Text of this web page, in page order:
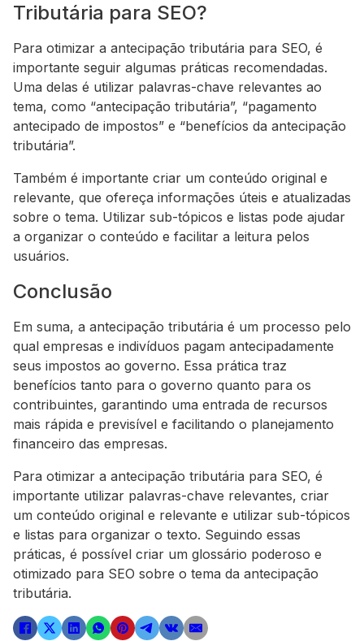
Tributária para SEO?
Para otimizar a antecipação tributária para SEO, é
importante seguir algumas práticas recomendadas.
Uma delas é utilizar palavras-chave relevantes ao
tema, como “antecipação tributária”, “pagamento
antecipado de impostos” e “benefícios da antecipação
tributária”.
Também é importante criar um conteúdo original e
relevante, que ofereça informações úteis e atualizadas
sobre o tema. Utilizar sub-tópicos e listas pode ajudar
a organizar o conteúdo e facilitar a leitura pelos
usuários.
Conclusão
Em suma, a antecipação tributária é um processo pelo
qual empresas e indivíduos pagam antecipadamente
seus impostos ao governo. Essa prática traz
benefícios tanto para o governo quanto para os
contribuintes, garantindo uma entrada de recursos
mais rápida e previsível e facilitando o planejamento
financeiro das empresas.
Para otimizar a antecipação tributária para SEO, é
importante utilizar palavras-chave relevantes, criar
um conteúdo original e relevante e utilizar sub-tópicos
e listas para organizar o texto. Seguindo essas
práticas, é possível criar um glossário poderoso e
otimizado para SEO sobre o tema da antecipação
tributária.